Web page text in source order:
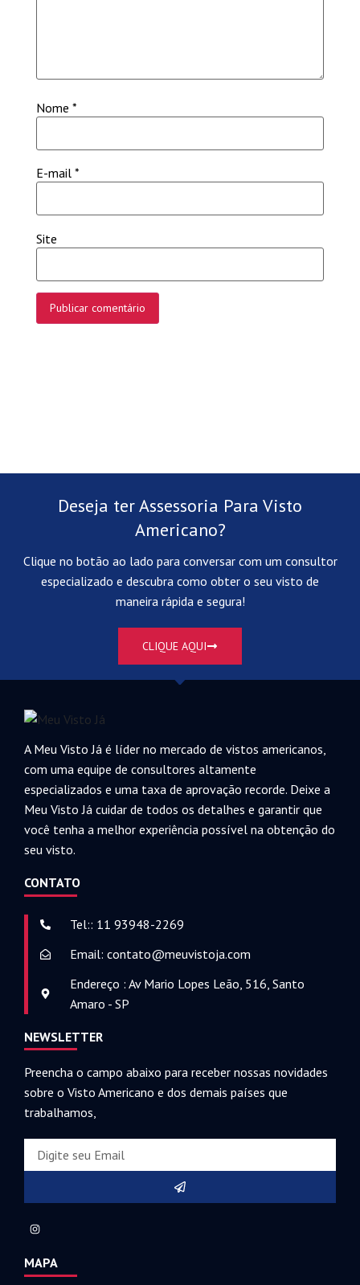
Nome *
E-mail *
Site
Deseja ter Assessoria Para Visto
Americano?
Clique no botão ao lado para conversar com um consultor
especializado e descubra como obter o seu visto de
maneira rápida e segura!
CLIQUE AQUI
A Meu Visto Já é líder no mercado de vistos americanos,
com uma equipe de consultores altamente
especializados e uma taxa de aprovação recorde. Deixe a
Meu Visto Já cuidar de todos os detalhes e garantir que
você tenha a melhor experiência possível na obtenção do
seu visto.
CONTATO
Tel:: 11 93948-2269
Email: contato@meuvistoja.com
Endereço : Av Mario Lopes Leão, 516, Santo
Amaro - SP
NEWSLETTER
Preencha o campo abaixo para receber nossas novidades
sobre o Visto Americano e dos demais países que
trabalhamos,
MAPA